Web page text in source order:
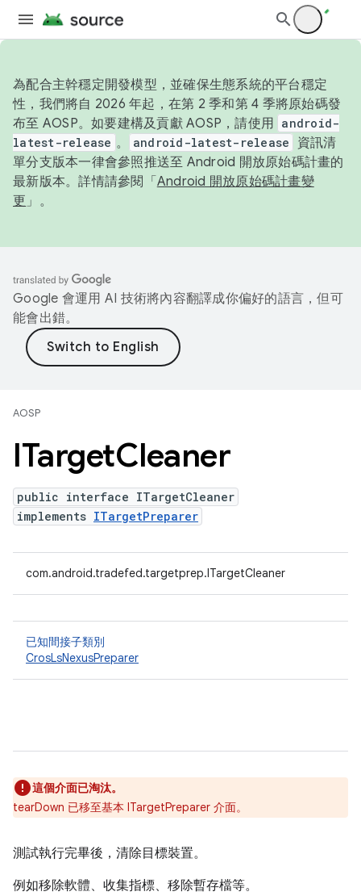
為配合主幹穩定開發模型，並確保生態系統的平台穩定
性，我們將自 2026 年起，在第 2 季和第 4 季將原始碼發
布至 AOSP。如要建構及貢獻 AOSP，請使用 android-
latest-release 。 android-latest-release
資訊清
單分支版本一律會參照推送至 Android 開放原始碼計畫的
最新版本。詳情請參閱「 Android 開放原始碼計畫變
更 」。
Google 會運用 AI 技術將內容翻譯成你偏好的語言，但可
能會出錯。
AOSP
ITargetCleaner
public interface ITargetCleaner
implements ITargetPreparer
com.android.tradefed.targetprep.ITargetCleaner
已知間接子類別
CrosLsNexusPreparer
這個介面已淘汰。
tearDown 已移至基本 ITargetPreparer 介面。
測試執行完畢後，清除目標裝置。
例如移除軟體、收集指標、移除暫存檔等。